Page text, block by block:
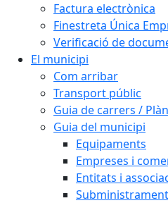
Factura electrònica
Finestreta Única
Verificació de
El municipi
Com arribar
Transport públic
Guia de carrers /
Guia del municipi
Equipaments
Empreses i
Entitats i